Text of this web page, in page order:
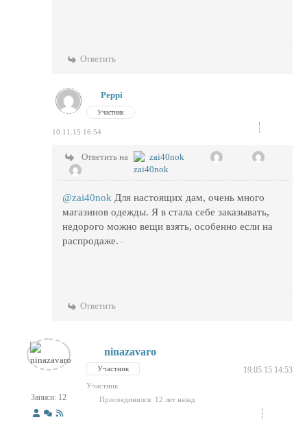
Ответить
Peppi
Участник
10.11.15 16:54
Ответить на zai40nok
@zai40nok Для настоящих дам, очень много
магазинов одежды. Я в стала себе заказывать,
недорого можно вещи взять, особенно если на
распродаже.
Ответить
Записи: 12
ninazavaro
Участник 19.05.15 14:53
Участник
Присоединился: 12 лет назад